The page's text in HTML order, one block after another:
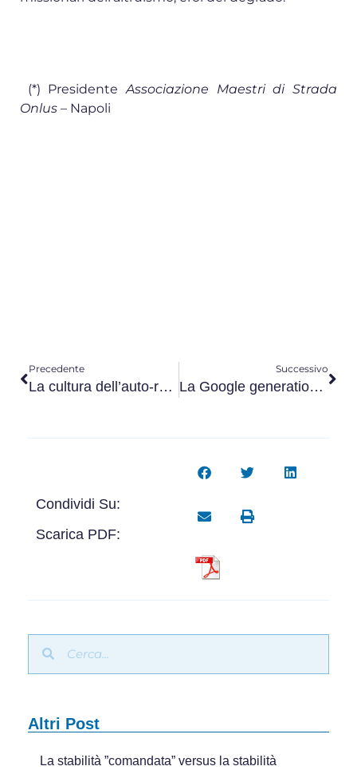
(*) Presidente Associazione Maestri di Strada
Onlus – Napoli
Precedente
La cultura dell’auto-responsabilizzazione per orientarsi meglio
Successivo
La Google generation criminale
Condividi Su:
Scarica PDF:
Altri Post
La stabilità ”comandata” versus la stabilità